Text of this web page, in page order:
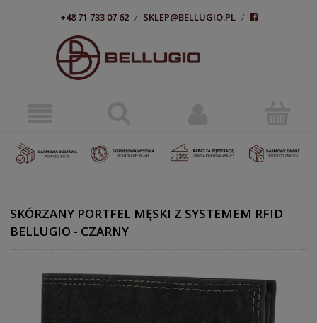
+48 71 733 07 62 / SKLEP@BELLUGIO.PL /
SKÓRZANY PORTFEL MĘSKI Z SYSTEMEM RFID
BELLUGIO - CZARNY